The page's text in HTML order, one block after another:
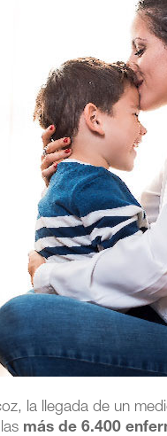
la llegada de un
más de 6.400